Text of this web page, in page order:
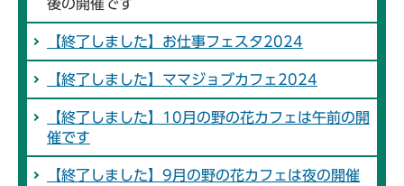
後の開催です
【終了しました】お仕事フェスタ2024
【終了しました】ママジョブカフェ2024
【終了しました】10月の野の花カフェは午前の開
催です
【終了しました】9月の野の花カフェは夜の開催